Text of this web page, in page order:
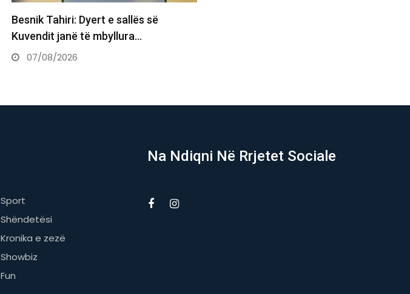
Maliqi: Deputetët t’i drejtohen
Supremes për Kurtin e Haxhiun jo…
07/08/2026
Sport
Shëndetësi
Kronika e zezë
Showbiz
Fun
Na Ndiqni Në Rrjetet Sociale